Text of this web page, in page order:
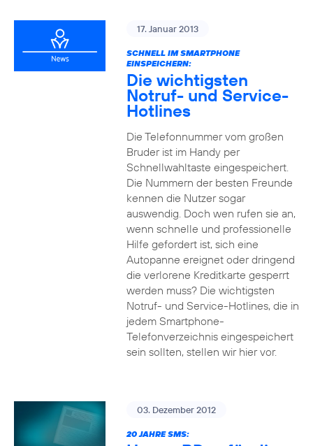
17. Januar 2013
SCHNELL IM SMARTPHONE
EINSPEICHERN:
Die wichtigsten
Notruf- und Service-
Hotlines
Die Telefonnummer vom großen
Bruder ist im Handy per
Schnellwahltaste eingespeichert.
Die Nummern der besten Freunde
kennen die Nutzer sogar
auswendig. Doch wen rufen sie an,
wenn schnelle und professionelle
Hilfe gefordert ist, sich eine
Autopanne ereignet oder dringend
die verlorene Kreditkarte gesperrt
werden muss? Die wichtigsten
Notruf- und Service-Hotlines, die in
jedem Smartphone-
Telefonverzeichnis eingespeichert
sein sollten, stellen wir hier vor.
03. Dezember 2012
20 JAHRE SMS: